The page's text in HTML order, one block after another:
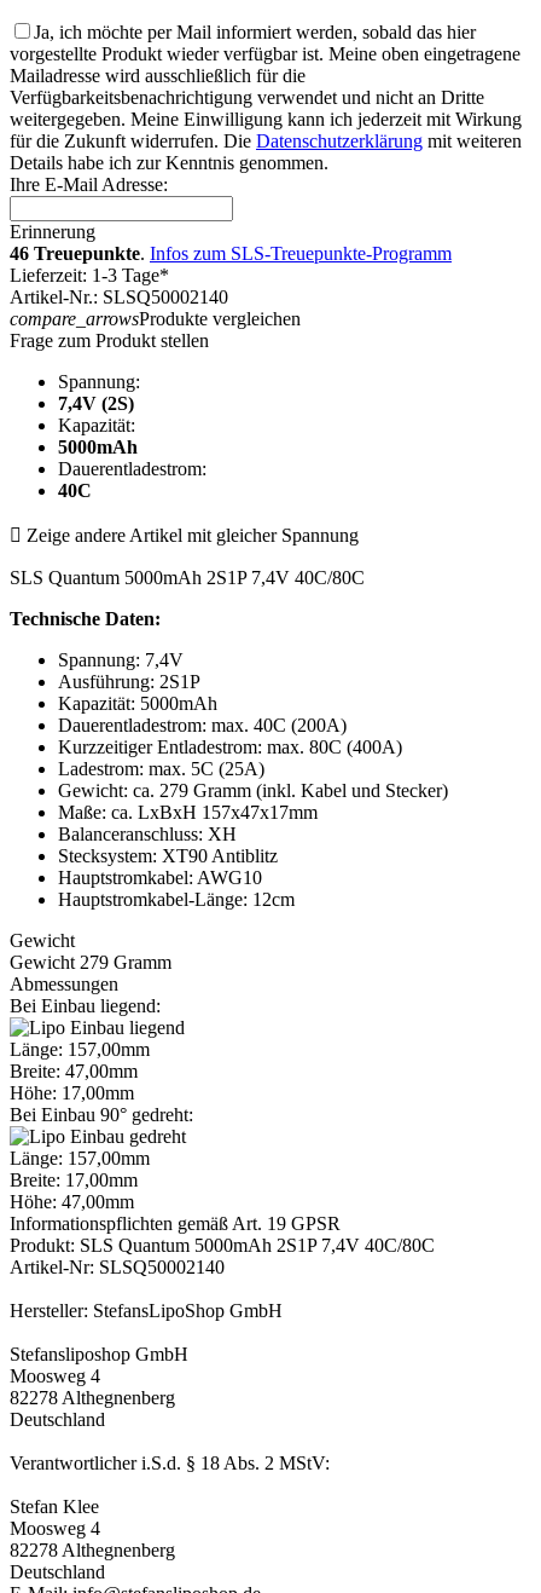
Ja, ich möchte per Mail informiert werden, sobald das hier
vorgestellte Produkt wieder verfügbar ist. Meine oben eingetragene
Mailadresse wird ausschließlich für die
Verfügbarkeitsbenachrichtigung verwendet und nicht an Dritte
weitergegeben. Meine Einwilligung kann ich jederzeit mit Wirkung
für die Zukunft widerrufen. Die Datenschutzerklärung mit weiteren
Details habe ich zur Kenntnis genommen.
Ihre E-Mail Adresse:
Erinnerung
46 Treuepunkte. Infos zum SLS-Treuepunkte-Programm
Lieferzeit: 1-3 Tage*
Artikel-Nr.: SLSQ50002140
compare_arrowsProdukte vergleichen
Frage zum Produkt stellen
Spannung:
7,4V (2S)
Kapazität:
5000mAh
Dauerentladestrom:
40C
 Zeige andere Artikel mit gleicher Spannung
SLS Quantum 5000mAh 2S1P 7,4V 40C/80C
Technische Daten:
Spannung: 7,4V
Ausführung: 2S1P
Kapazität: 5000mAh
Dauerentladestrom: max. 40C (200A)
Kurzzeitiger Entladestrom: max. 80C (400A)
Ladestrom: max. 5C (25A)
Gewicht: ca. 279 Gramm (inkl. Kabel und Stecker)
Maße: ca. LxBxH 157x47x17mm
Balanceranschluss: XH
Stecksystem: XT90 Antiblitz
Hauptstromkabel: AWG10
Hauptstromkabel-Länge: 12cm
Gewicht
Gewicht 279 Gramm
Abmessungen
Bei Einbau liegend:
Länge: 157,00mm
Breite: 47,00mm
Höhe: 17,00mm
Bei Einbau 90° gedreht:
Länge: 157,00mm
Breite: 17,00mm
Höhe: 47,00mm
Informationspflichten gemäß Art. 19 GPSR
Produkt: SLS Quantum 5000mAh 2S1P 7,4V 40C/80C
Artikel-Nr: SLSQ50002140
Hersteller: StefansLipoShop GmbH
Stefansliposhop GmbH
Moosweg 4
82278 Althegnenberg
Deutschland
Verantwortlicher i.S.d. § 18 Abs. 2 MStV:
Stefan Klee
Moosweg 4
82278 Althegnenberg
Deutschland